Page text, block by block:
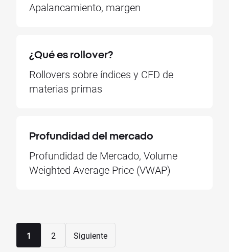
Apalancamiento, margen
¿Qué es rollover?
Rollovers sobre índices y CFD de
materias primas
Profundidad del mercado
Profundidad de Mercado, Volume
Weighted Average Price (VWAP)
1 2 Siguiente